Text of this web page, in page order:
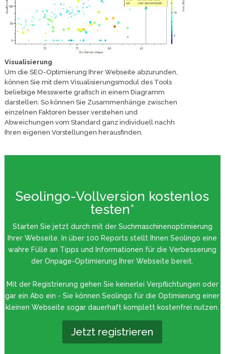
Visualisierung
Um die SEO-Optimierung Ihrer Webseite abzurunden,
können Sie mit dem Visualisierungsmodul des Tools
beliebige Messwerte grafisch in einem Diagramm
darstellen. So können Sie Zusammenhänge zwischen
einzelnen Faktoren besser verstehen und
Abweichungen vom Standard ganz individuell nachh
Ihren eigenen Vorstellungen herausfinden.
Seolingo-Vollversion kostenlos
testen*
Starten Sie jetzt durch mit der Suchmaschinenoptimierung
Ihrer Webseite. In über 100 Reports stellt Ihnen Seolingo eine
wahre Fülle an Tipps und Informationen für die Verbesserung
der Onpage-Optimierung Ihrer Webseite bereit.
Mit der Registrierung gehen Sie keinerlei Verpflichtungen oder
gar ein Abo ein - Sie können Seolingo für die Optimierung einer
kleinen Webseite sogar dauerhaft komplett kostenfrei nutzen.
Jetzt registrieren